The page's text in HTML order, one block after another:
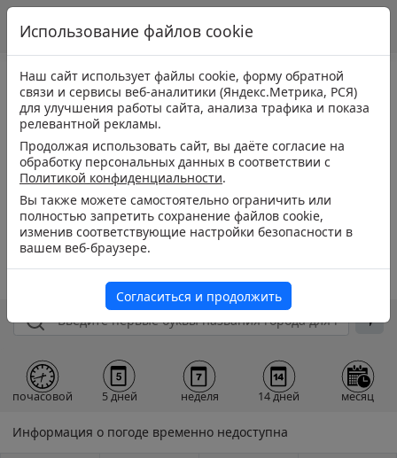
почасовой 5 дней неделя 14 дней месяц
Информация о погоде временно недоступна
Использование файлов cookie
Наш сайт использует файлы cookie, форму обратной
связи и сервисы веб-аналитики (Яндекс.Метрика, РСЯ)
для улучшения работы сайта, анализа трафика и показа
релевантной рекламы.
Продолжая использовать сайт, вы даёте согласие на
обработку персональных данных в соответствии с
Политикой конфиденциальности.
Вы также можете самостоятельно ограничить или
полностью запретить сохранение файлов cookie,
изменив соответствующие настройки безопасности в
вашем веб-браузере.
Согласиться и продолжить